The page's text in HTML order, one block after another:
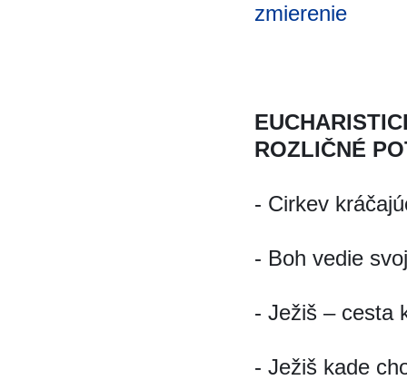
zmierenie
ROZLIČNÉ
- Cirkev
- Boh vedie
- Ježiš – cesta
- Ježiš kade